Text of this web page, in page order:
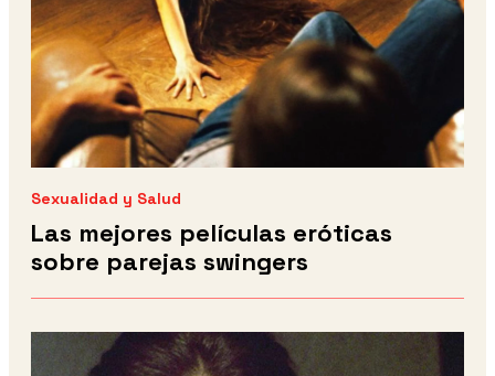
Sexualidad y Salud
Las mejores películas eróticas
sobre parejas swingers